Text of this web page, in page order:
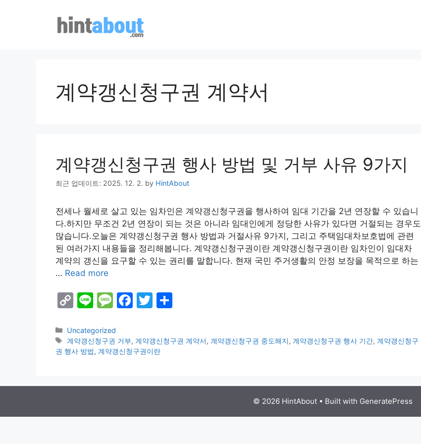
계약갱신청구권 계약서
계약갱신청구권 행사 방법 및 거부 사유 9가지
최근 업데이트: 2025. 12. 2. by HintAbout
전세나 월세로 살고 있는 임차인은 계약갱신청구권을 행사하여 임대 기간을 2년 연장할 수 있습니
다.하지만 무조건 2년 연장이 되는 것은 아니라 임대인에게 정당한 사유가 있다면 거절되는 경우도
많습니다.오늘은 계약갱신청구권 행사 방법과 거절사유 9가지, 그리고 주택임대차보호법에 관련
된 여러가지 내용들을 정리해봅니다. 계약갱신청구권이란 계약갱신청구권이란 임차인이 임대차
계약의 갱신을 요구할 수 있는 권리를 말합니다. 현재 국민 주거생활의 안정 보장을 목적으로 하는
… Read more
C
p
y
Li
e
M
s
s
F
e
T
er e
Categories
Uncategorized
Tags
계약갱신청구권 거부, 계약갱신청구권 계약서, 계약갱신청구권 중도해지, 계약갱신청구권 행사 기간, 계약갱신청구
권 행사 방법, 계약갱신청구권이란
© 2026 HintAbout • Built with GeneratePress